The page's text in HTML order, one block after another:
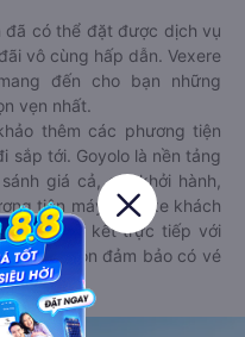
đã có thể đặt được dịch vụ
vô cùng hấp dẫn. Vexere
đến cho bạn những
vẹn nhất.
thêm các phương tiện
sắp tới. Goyolo là nền tảng
giá cả, giờ khởi hành,
tiện máy bay, xe khách
được liên kết trực tiếp với
hoả, luôn đảm bảo có vé